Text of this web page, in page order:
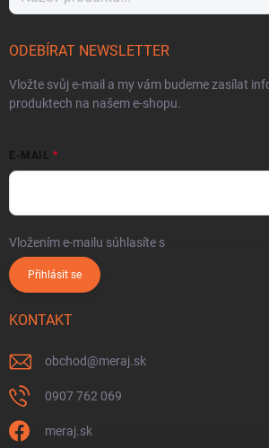
ODEBÍRAT NEWSLETTER
Vložte svůj e-mail a my vám budeme zasílat
produktech na našem e-shopu.
E-MAIL
Vložením e-mailu súhlasíte s
Přihlásit se
KONTAKT
obchod@meraj.sk
0907 762 069
meraj.sk